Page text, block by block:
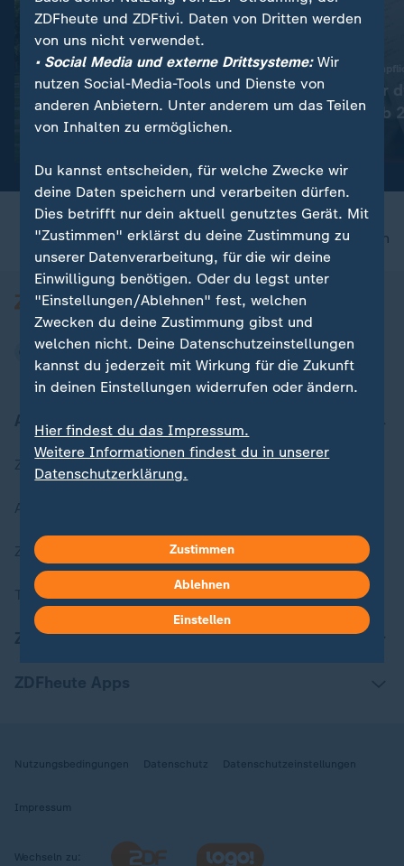
Debatte über besseren Schutz:
Sicherheitsrat tagt nach
Drohnenvorfall
Abschaffung der
Einführung der
Kassenbons ab
nach oben
Aktuell bei ZDFheute
Zuletzt veröffentlicht
ZDFheute Stories
Themen im Überblick
ZDFheute Update
Nutzungsbedingungen Datenschutz Datenschutzeinstellungen
Impressum
Wechseln zu:
ZDFheute und ZDFtivi. Daten von Dritten werden
von uns nicht verwendet.
• Social Media und externe Drittsysteme:Wir
nutzen Social-Media-Tools und Dienste von
anderen Anbietern. Unter anderem um das Teilen
von Inhalten zu ermöglichen.
Du kannst entscheiden, für welche Zwecke wir
deine Daten speichern und verarbeiten dürfen.
Dies betrifft nur dein aktuell genutztes Gerät. Mit
"Zustimmen" erklärst du deine Zustimmung zu
unserer Datenverarbeitung, für die wir deine
Einwilligung benötigen. Oder du legst unter
"Einstellungen/Ablehnen" fest, welchen
Zwecken du deine Zustimmung gibst und
welchen nicht. Deine Datenschutzeinstellungen
kannst du jederzeit mit Wirkung für die Zukunft
in deinen Einstellungen widerrufen oder ändern.
Hier findest du das Impressum.
Weitere Informationen findest du in unserer
Datenschutzerklärung.
Zustimmen
Ablehnen
Einstellen